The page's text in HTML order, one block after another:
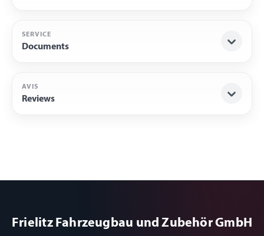
SERVICE
Documents
AVIS
Reviews
Frielitz Fahrzeugbau und Zubehör GmbH